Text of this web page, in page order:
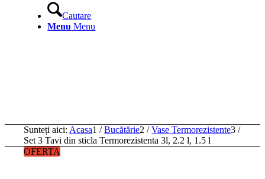
Cautare
Menu Menu
Sunteți aici: Acasa1 / Bucătărie2 / Vase Termorezistente3 /
Set 3 Tavi din sticla Termorezistenta 3l, 2.2 l, 1.5 l
OFERTA